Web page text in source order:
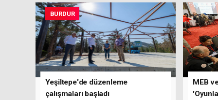
BURDUR
Yeşiltepe'de düzenleme
çalışmaları başladı
MEB